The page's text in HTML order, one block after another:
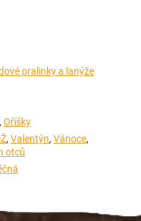
pralinky a lanýže
, Oříšky
, Valentýn, Vánoce,
otců